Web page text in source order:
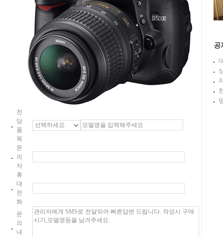
전
당
품
목
문
의
자
휴
대
전
화
문
의
내